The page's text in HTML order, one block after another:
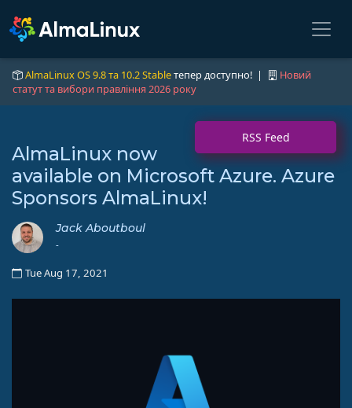
AlmaLinux OS 9.8 та 10.2 Stableтепер доступно! |
Новий
статут та вибори правління 2026 року
RSS Feed
AlmaLinux now
available on Microsoft Azure. Azure
Sponsors AlmaLinux!
Jack Aboutboul
-
Tue Aug 17, 2021